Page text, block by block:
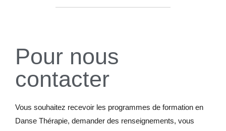
Pour nous
contacter
Vous souhaitez recevoir les programmes de formation en
Danse Thérapie, demander des renseignements, vous